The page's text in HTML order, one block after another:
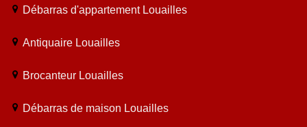
Débarras d'appartement Louailles
Antiquaire Louailles
Brocanteur Louailles
Débarras de maison Louailles